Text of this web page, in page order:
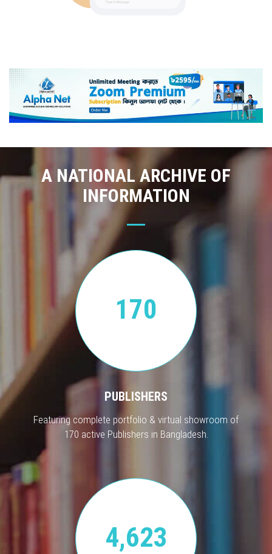
A NATIONAL ARCHIVE OF
INFORMATION
170
PUBLISHERS
Featuring complete portfolio & virtual showroom of
170 active Publishers in Bangladesh.
4,623